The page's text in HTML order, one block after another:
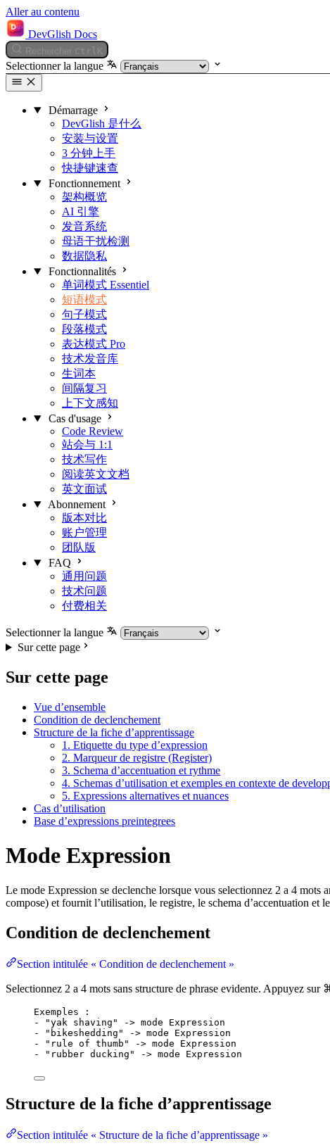
Aller au contenu
DevGlish Docs
Rechercher Ctrl K
Selectionner la langue
Démarrage
DevGlish 是什么
安装与设置
3 分钟上手
快捷键速查
Fonctionnement
架构概览
AI 引擎
发音系统
母语干扰检测
数据隐私
Fonctionnalités
单词模式 Essentiel
短语模式
句子模式
段落模式
表达模式 Pro
技术发音库
生词本
间隔复习
上下文感知
Cas d'usage
Code Review
站会与 1:1
技术写作
阅读英文文档
英文面试
Abonnement
版本对比
账户管理
团队版
FAQ
通用问题
技术问题
付费相关
Selectionner la langue
Sur cette page
Sur cette page
Vue d’ensemble
Condition de declenchement
Structure de la fiche d’apprentissage
1. Etiquette du type d’expression
2. Marqueur de registre (Register)
3. Schema d’accentuation et rythme
4. Schemas d’utilisation et exemples en contexte de
5. Expressions alternatives et nuances
Cas d’utilisation
Base d’expressions preintegrees
Mode Expression
Le mode Expression se declenche lorsque vous selectionnez 2 a 4
compose) et fournit l’utilisation, le registre, le schema d’accentuation et
Condition de declenchement
Section intitulée « Condition de declenchement »
Selectionnez 2 a 4 mots sans structure de phrase evidente. Appuyez
Exemples :
- "yak shaving" -> mode Expression
- "bikeshedding" -> mode Expression
- "rule of thumb" -> mode Expression
- "rubber ducking" -> mode Expression
Structure de la fiche d’apprentissage
Section intitulée « Structure de la fiche d’apprentissage »